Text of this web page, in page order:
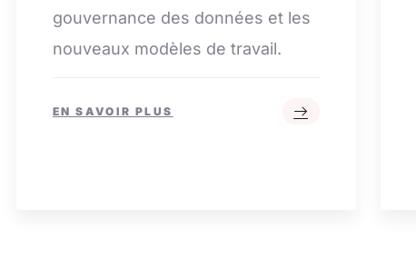
gouvernance des données et les
nouveaux modèles de travail.
EN SAVOIR PLUS